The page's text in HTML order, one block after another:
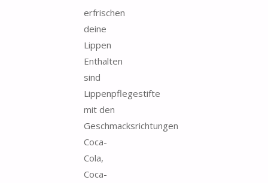
erfrischen
deine
Lippen
Enthalten
sind
Lippenpflegestifte
mit den
Geschmacksrichtungen
Coca-
Cola,
Coca-